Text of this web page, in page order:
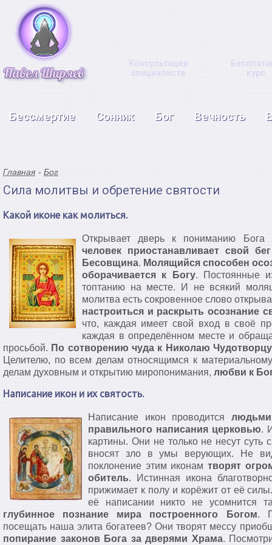
Консультация
специалиста
курс
Бессмертие Сонник Бог Вечность
Главная Бог
Сила молитвы и обретение святости
Какой иконе как молиться.
Открывает дверь к пониманию
человек приостанавливает свой
Бесовщина. Молящийся способен
оборачивается к Богу. Постоянные
топтанию на месте. И не всякий
молитва есть сокровенное слово
настроиться и раскрыть осознание
что, каждая имеет свой вход в своё
каждая в определённом месте и
просьбой. По сотворению чуда к Николаю
Целителю, по всем делам относящимся к
делам духовным и открытию миропонимания, любви к
Написание икон и их святость.
Написание икон проводится
правильного написания церковью.
картины. Они не только не несут суть
вносят зло в умы верующих. Не
поклонение этим иконам творят
обитель. Истинная икона
прижимает к полу и корёжит от её
её написании никто не усомнится
глубинное познание мира построенного Богом.
посещать наша элита богатеев? Они творят мессу
попирание законов Бога за дверями Храма.